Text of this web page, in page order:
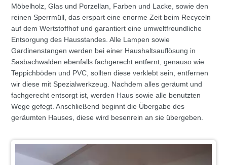
Möbelholz, Glas und Porzellan, Farben und Lacke, sowie den
reinen Sperrmüll, das erspart eine enorme Zeit beim Recyceln
auf dem Wertstoffhof und garantiert eine umweltfreundliche
Entsorgung des Hausstandes. Alle Lampen sowie
Gardinenstangen werden bei einer Haushaltsauflösung in
Sasbachwalden ebenfalls fachgerecht entfernt, genauso wie
Teppichböden und PVC, sollten diese verklebt sein, entfernen
wir diese mit Spezialwerkzeug. Nachdem alles geräumt und
fachgerecht entsorgt ist, werden Haus sowie alle benutzten
Wege gefegt. Anschließend beginnt die Übergabe des
geräumten Hauses, diese wird besenrein an sie übergeben.